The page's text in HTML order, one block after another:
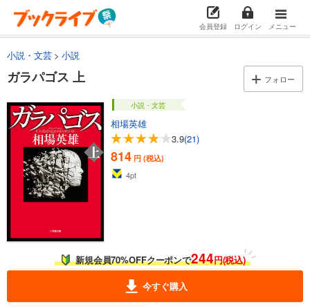
会員登録 ログイン メニュー
小説・文芸 小説
ガラパゴス 上 フォロー
小説・文芸
相場英雄
3.9(21)
814 円 (税込)
4pt
新規会員70%OFFクーポンで244円(税込)
今すぐ購入